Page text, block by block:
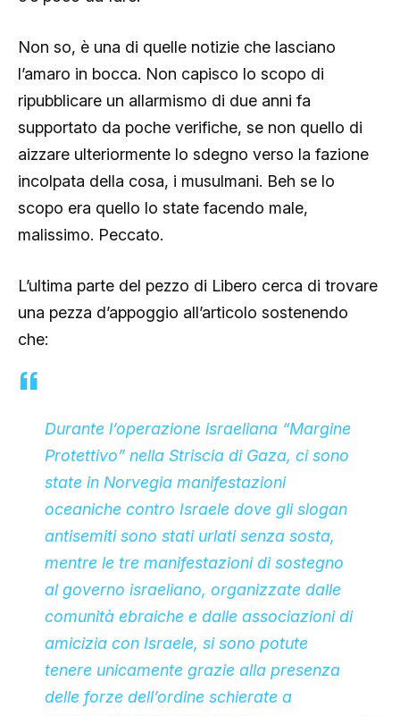
Non so, è una di quelle notizie che lasciano
l’amaro in bocca. Non capisco lo scopo di
ripubblicare un allarmismo di due anni fa
supportato da poche verifiche, se non quello di
aizzare ulteriormente lo sdegno verso la fazione
incolpata della cosa, i musulmani. Beh se lo
scopo era quello lo state facendo male,
malissimo. Peccato.
L’ultima parte del pezzo di Libero cerca di trovare
una pezza d’appoggio all’articolo sostenendo
che:
Durante l’operazione israeliana “Margine
Protettivo” nella Striscia di Gaza, ci sono
state in Norvegia manifestazioni
oceaniche contro Israele dove gli slogan
antisemiti sono stati urlati senza sosta,
mentre le tre manifestazioni di sostegno
al governo israeliano, organizzate dalle
comunità ebraiche e dalle associazioni di
amicizia con Israele, si sono potute
tenere unicamente grazie alla presenza
delle forze dell’ordine schierate a